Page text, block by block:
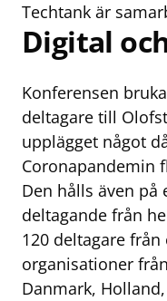
Techtank är
Digital
Konferensen
deltagare till
upplägget något
Coronapandemin
Den hålls även
deltagande från
120 deltagare
organisationer
Danmark,